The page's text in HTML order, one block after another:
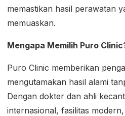
memastikan hasil perawatan
memuaskan.
Mengapa Memilih Puro
Puro Clinic memberikan
mengutamakan hasil alami
Dengan dokter dan ahli
internasional, fasilitas